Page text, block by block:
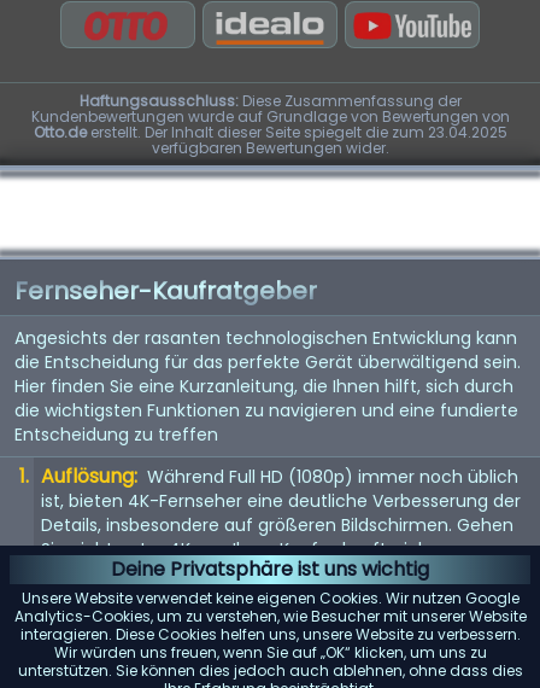
Deine Privatsphäre ist uns wichtig
Unsere Website verwendet keine eigenen Cookies. Wir nutzen Google
Analytics-Cookies, um zu verstehen, wie Besucher mit unserer Website
interagieren. Diese Cookies helfen uns, unsere Website zu verbessern.
Wir würden uns freuen, wenn Sie auf „OK“ klicken, um uns zu
unterstützen. Sie können dies jedoch auch ablehnen, ohne dass dies
Haftungsausschluss:Diese Zusammenfassung der
Kundenbewertungen wurde auf Grundlage von Bewertungen von
Otto.deerstellt. Der Inhalt dieser Seite spiegelt die zum 23.04.2025
verfügbaren Bewertungen wider.
Fernseher-Kaufratgeber
Angesichts der rasanten technologischen Entwicklung kann
die Entscheidung für das perfekte Gerät überwältigend sein.
Hier finden Sie eine Kurzanleitung, die Ihnen hilft, sich durch
die wichtigsten Funktionen zu navigieren und eine fundierte
Entscheidung zu treffen
Auflösung: Während Full HD (1080p) immer noch üblich
ist, bieten 4K-Fernseher eine deutliche Verbesserung der
Details, insbesondere auf größeren Bildschirmen. Gehen
Sie nicht unter 4K, um Ihren Kauf zukunftssicher zu
machen. 8K steht vor der Tür, aber da Inhalte noch rar
sind, ist dies noch keine Notwendigkeit.
Bildwiederholfrequenz: Achten Sie auf eine
Bildwiederholfrequenz von 120 Hz für flüssigere